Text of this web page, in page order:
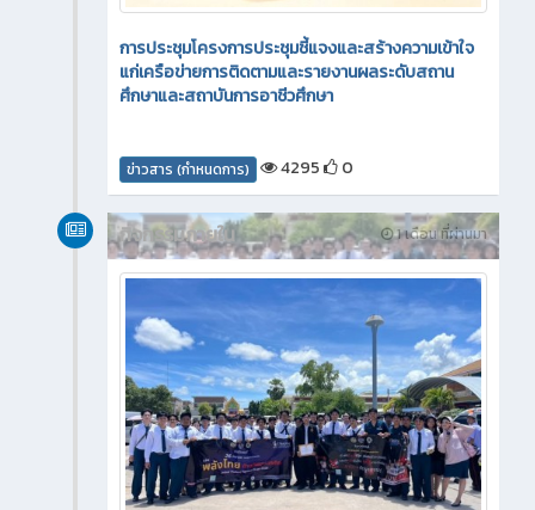
การประชุมโครงการประชุมชี้แจงและสร้างความเข้าใจ
แก่เครือข่ายการติดตามและรายงานผลระดับสถาน
ศึกษาและสถาบันการอาชีวศึกษา
ข่าวสาร (กำหนดการ) 4295 0
1 เดือน ที่ผ่านมา
กิจกรรมภายใน